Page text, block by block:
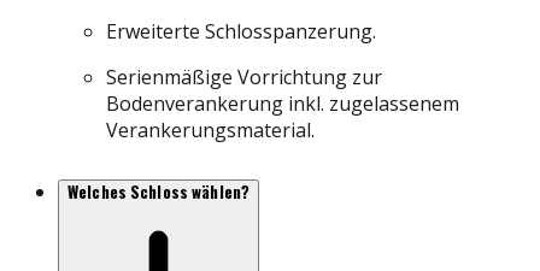
Erweiterte Schlosspanzerung.
Serienmäßige Vorrichtung zur
Bodenverankerung inkl. zugelassenem
Verankerungsmaterial.
Welches Schloss wählen?